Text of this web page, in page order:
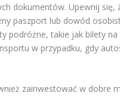
dokumentów. Upewnij się,
paszport lub dowód
podróżne, takie jak bilety na
w przypadku, gdy
zainwestować w dobre